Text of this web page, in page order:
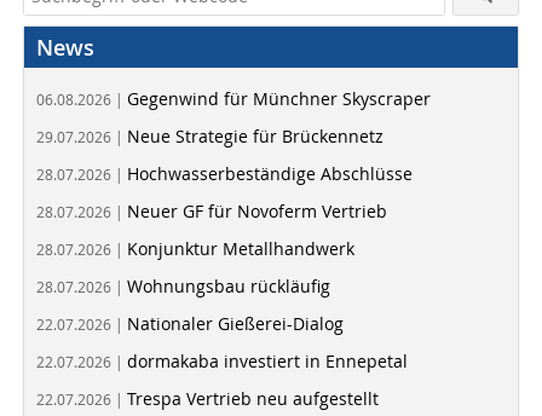
News
06.08.2026 | Gegenwind für Münchner Skyscraper
29.07.2026 | Neue Strategie für Brückennetz
28.07.2026 | Hochwasserbeständige Abschlüsse
28.07.2026 | Neuer GF für Novoferm Vertrieb
28.07.2026 | Konjunktur Metallhandwerk
28.07.2026 | Wohnungsbau rückläufig
22.07.2026 | Nationaler Gießerei-Dialog
22.07.2026 | dormakaba investiert in Ennepetal
22.07.2026 | Trespa Vertrieb neu aufgestellt